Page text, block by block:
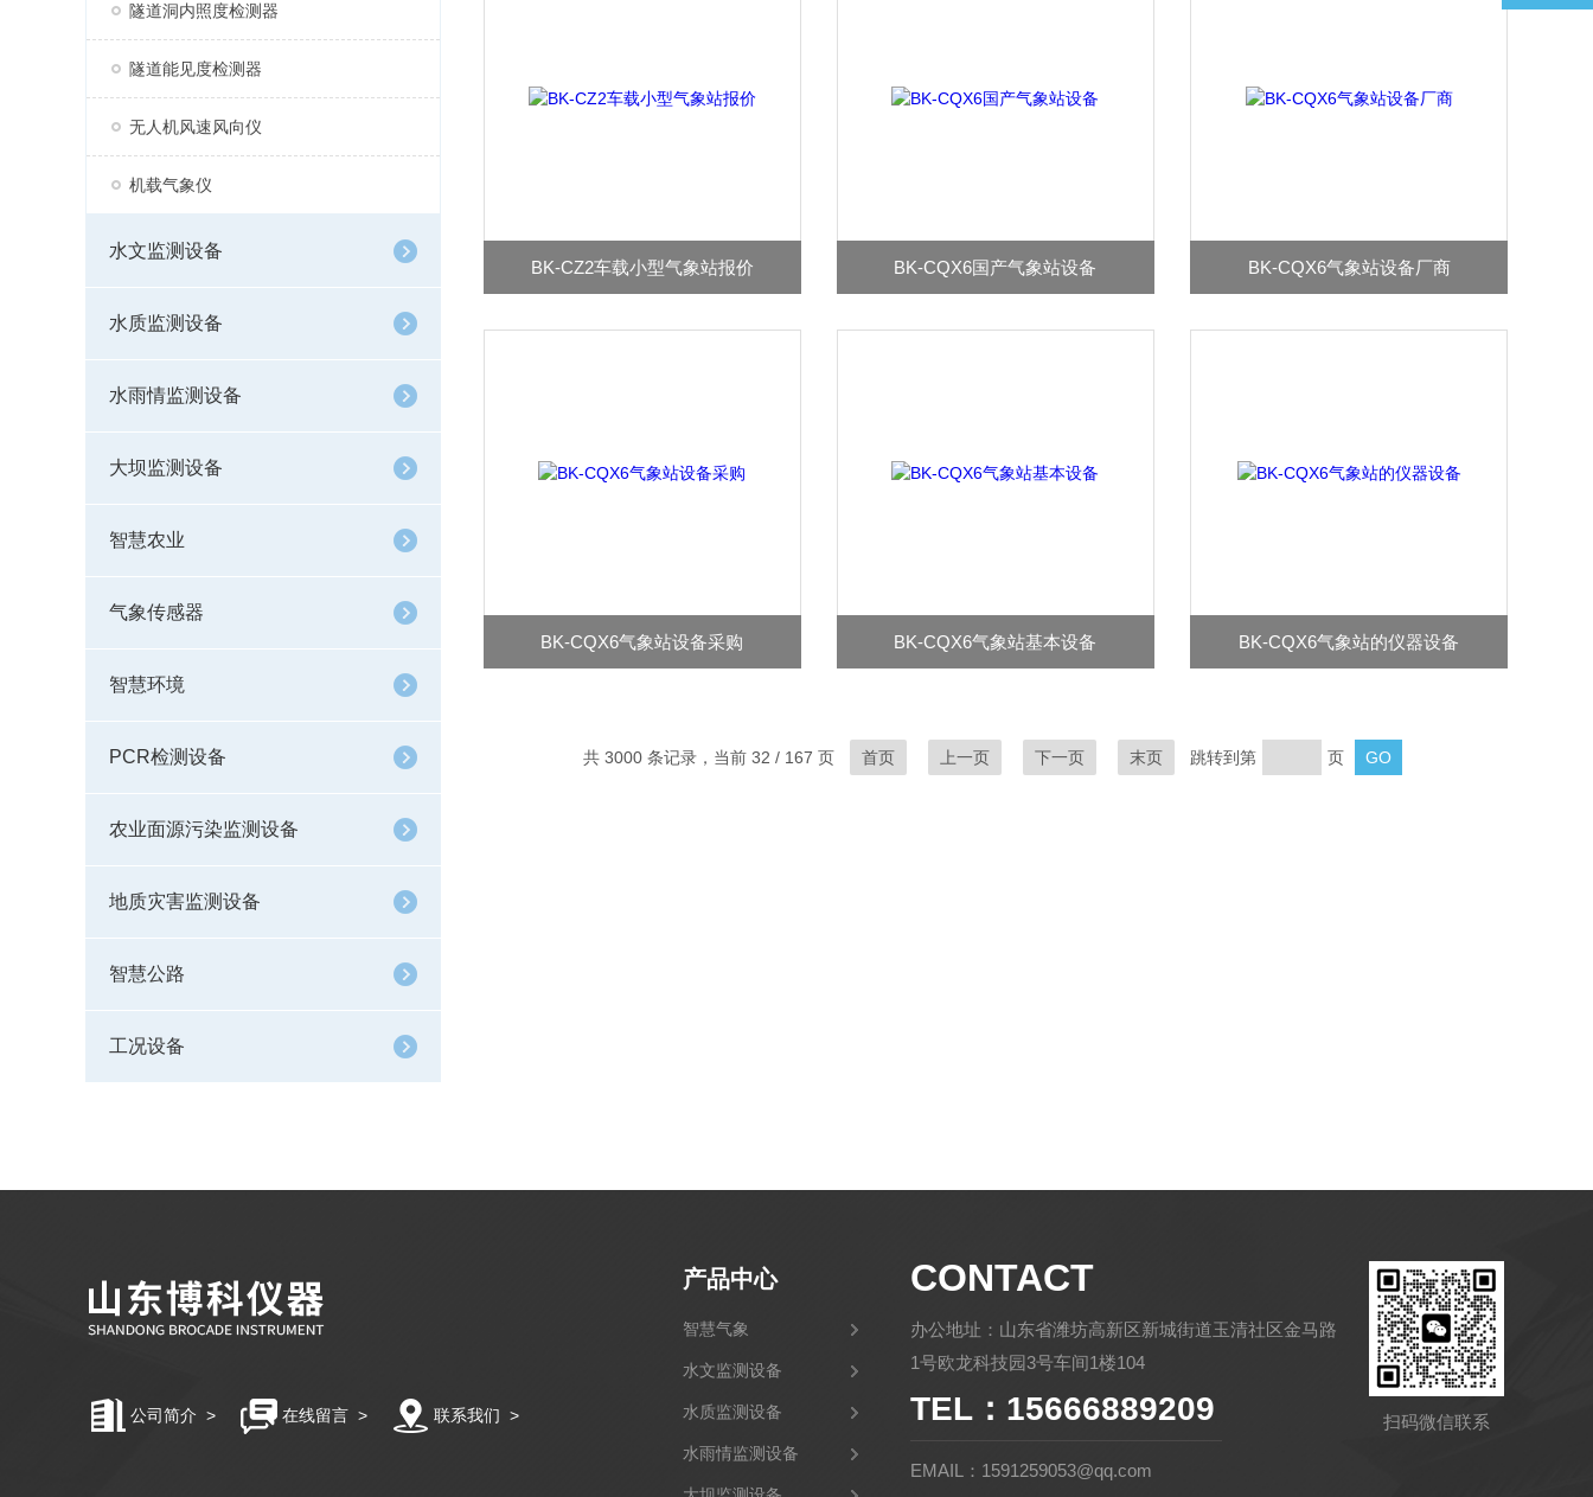
隧道洞内照度检测器
隧道能见度检测器
无人机风速风向仪
机载气象仪
水文监测设备
水质监测设备
水雨情监测设备
大坝监测设备
智慧农业
气象传感器
智慧环境
PCR检测设备
农业面源污染监测设备
地质灾害监测设备
智慧公路
工况设备
BK-CZ2车载小型气象站报价 BK-CQX6国产气象站设备 BK-CQX6气象站设备厂商
BK-CQX6气象站设备采购 BK-CQX6气象站基本设备 BK-CQX6气象站的仪器设备
共 3000 条记录，当前 32 / 167 页 首页 上一页 下一页 末页 跳转到第 页
公司简介 > 在线留言 > 联系我们 >
产品中心
智慧气象
水文监测设备
水质监测设备
水雨情监测设备
CONTACT
办公地址：山东省潍坊高新区新城街道玉清社区金马路
1号欧龙科技园3号车间1楼104
TEL：15666889209
EMAIL：1591259053@qq.com
扫码微信联系